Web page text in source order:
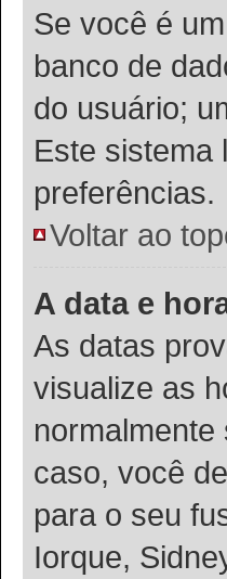
Se você é
banco de
do usuário;
Este sistema
preferências.
Voltar ao
A data e
As datas
visualize as
caso, você
para o seu
Iorque,